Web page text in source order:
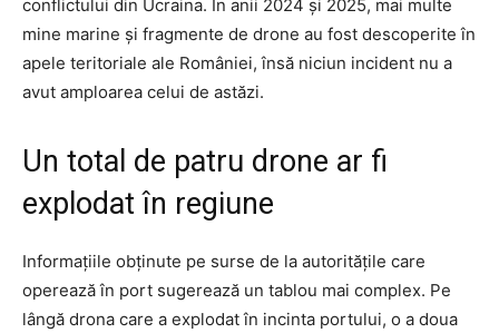
conflictului din Ucraina. În anii 2024 și 2025, mai multe
mine marine și fragmente de drone au fost descoperite în
apele teritoriale ale României, însă niciun incident nu a
avut amploarea celui de astăzi.
Un total de patru drone ar fi
explodat în regiune
Informațiile obținute pe surse de la autoritățile care
operează în port sugerează un tablou mai complex. Pe
lângă drona care a explodat în incinta portului, o a doua